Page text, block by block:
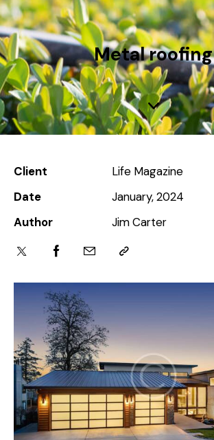
Metal roofing
Client
Life Magazine
Date
January, 2024
Author
Jim Carter